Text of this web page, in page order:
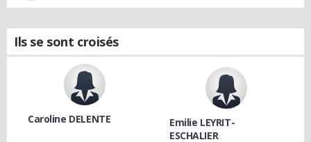
Ils se sont croisés
Caroline DELENTE
Emilie LEYRIT-
ESCHALIER